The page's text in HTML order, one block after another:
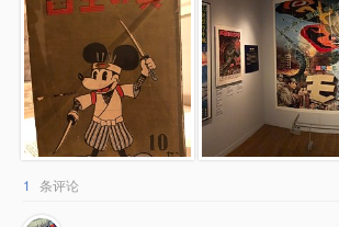
1 条评论